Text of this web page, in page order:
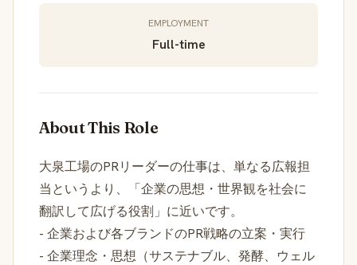
EMPLOYMENT
Full-time
About This Role
大泉工場のPRリーダーの仕事は、単なる広報担
当というより、「企業の思想・世界観を社会に
翻訳して広げる役割」に近いです。
- 企業および各ブランドのPR戦略の立案・実行
- 企業理念・思想（サステナブル、発酵、ウェル